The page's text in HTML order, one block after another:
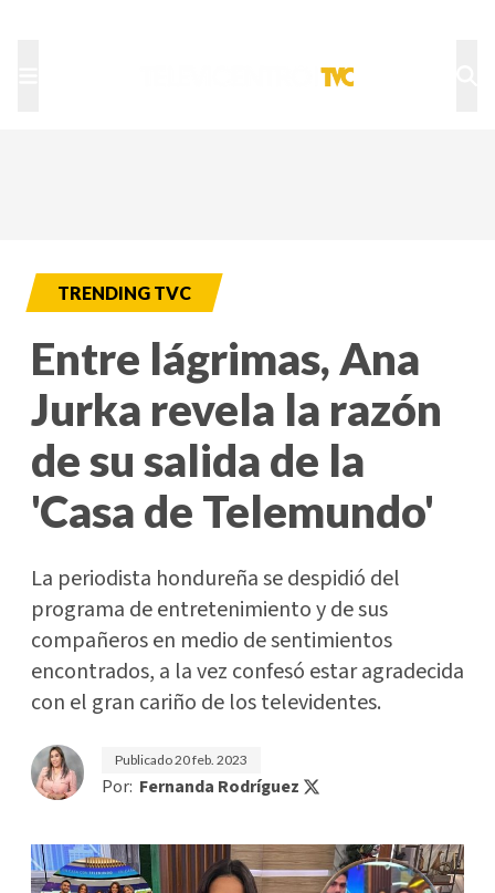
TRENDING TVC
Entre lágrimas, Ana
Jurka revela la razón
de su salida de la
'Casa de Telemundo'
La periodista hondureña se despidió del
programa de entretenimiento y de sus
compañeros en medio de sentimientos
encontrados, a la vez confesó estar agradecida
con el gran cariño de los televidentes.
Publicado20 feb. 2023
Por: Fernanda Rodríguez